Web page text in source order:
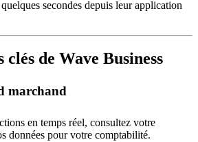
secondes depuis leur application
de Wave Business
marchand
en temps réel, consultez votre
données pour votre comptabilité.